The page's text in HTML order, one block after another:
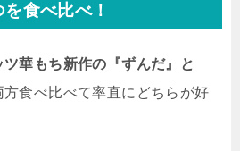
食べ比べ！
華もち新作の『ずんだ』と
方食べ比べて率直にどちらが好